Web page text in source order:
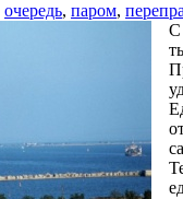
очередь, паром,
С